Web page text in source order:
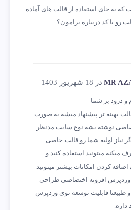
که به جای استفاده از قالب های آماده
رو با کد دربیاره برامون؟
MR در 18 شهریور 1403
و درود بر شما
بهینه تر پیشنهاد میشه به صورت
نوشته بشه نوع سایت مدنظر.
نیاز اولیه شما رو قالب خاصی
میکنه میتونید استفاده کنید و
اضافه کردن امکانات بیشتر میتونید
افزونه اختصاصی طراحی
و طبیعتا قابلیت توسعه توی وردپرس
داره.